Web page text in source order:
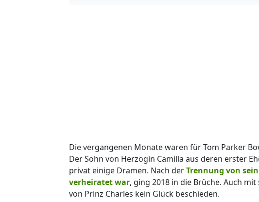
Die vergangenen Monate waren für Tom Parker
Der Sohn von Herzogin Camilla aus deren erster
privat einige Dramen. Nach derTrennung von
verheiratet war, ging 2018 in die Brüche. Auch
von Prinz Charles kein Glück beschieden.